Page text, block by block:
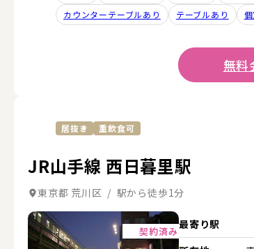
カウンターテーブルあり
テーブルあり
無料
居抜き 重飲食可
JR山手線 西日暮里駅
東京都 荒川区 / 駅から徒歩1分
契約済み
詳細を見る
最寄り駅